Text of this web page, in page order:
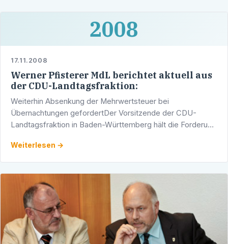
2008
17.11.2008
Werner Pfisterer MdL berichtet aktuell aus
der CDU-Landtagsfraktion:
Weiterhin Absenkung der Mehrwertsteuer bei
Übernachtungen gefordertDer Vorsitzende der CDU-
Landtagsfraktion in Baden-Württemberg hält die Forderung
Übernachtungen weiter …
Weiterlesen →